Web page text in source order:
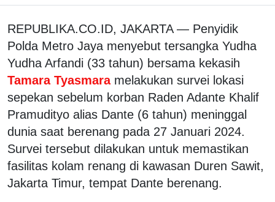
REPUBLIKA.CO.ID, JAKARTA — Penyidik
Polda Metro Jaya menyebut tersangka Yudha
Yudha Arfandi (33 tahun) bersama kekasih
Tamara Tyasmara melakukan survei lokasi
sepekan sebelum korban Raden Adante Khalif
Pramudityo alias Dante (6 tahun) meninggal
dunia saat berenang pada 27 Januari 2024.
Survei tersebut dilakukan untuk memastikan
fasilitas kolam renang di kawasan Duren Sawit,
Jakarta Timur, tempat Dante berenang.